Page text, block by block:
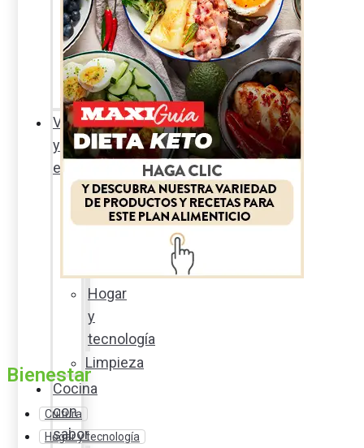
Sexualidad
responsable
En
la
percha
Vida
y
estilo
Productos
nuevos
Hogar
y
tecnología
Limpieza
Cocina
con
sabor
Bienestar
Cultura
Hogar y tecnología